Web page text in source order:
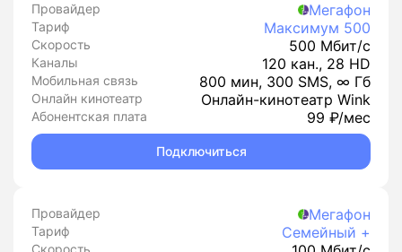
Провайдер Мегафон
Тариф Максимум 500
Скорость 500 Мбит/с
Каналы 120 кан., 28 HD
Мобильная связь 800 мин, 300 SMS, ∞ Гб
Онлайн кинотеатр Онлайн-кинотеатр Wink
Абонентская плата 99 ₽/мес
Подключиться
Провайдер Мегафон
Тариф Семейный +
Скорость